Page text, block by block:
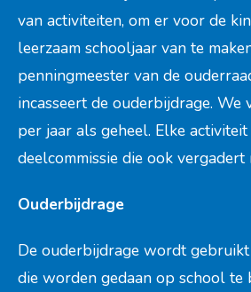
Routebeschrijving
van activiteiten, om er voor de
leerzaam schooljaar van te
penningmeester van de
incasseert de ouderbijdrage. We
per jaar als geheel. Elke
deelcommissie die ook vergadert
Ouderbijdrage
De ouderbijdrage wordt
die worden gedaan op school te